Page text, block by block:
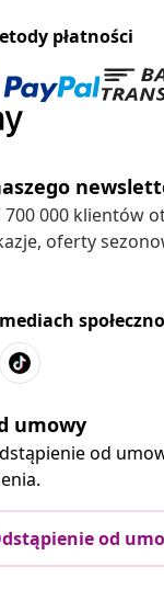
płatności
700 000 klientów
oferty
umowy
od
od